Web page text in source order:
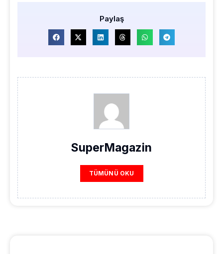
Paylaş
SuperMagazin
TÜMÜNÜ OKU